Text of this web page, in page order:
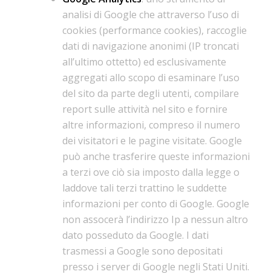
analisi di Google che attraverso l’uso di
cookies (performance cookies), raccoglie
dati di navigazione anonimi (IP troncati
all’ultimo ottetto) ed esclusivamente
aggregati allo scopo di esaminare l’uso
del sito da parte degli utenti, compilare
report sulle attività nel sito e fornire
altre informazioni, compreso il numero
dei visitatori e le pagine visitate. Google
può anche trasferire queste informazioni
a terzi ove ciò sia imposto dalla legge o
laddove tali terzi trattino le suddette
informazioni per conto di Google. Google
non assocerà l’indirizzo Ip a nessun altro
dato posseduto da Google. I dati
trasmessi a Google sono depositati
presso i server di Google negli Stati Uniti.